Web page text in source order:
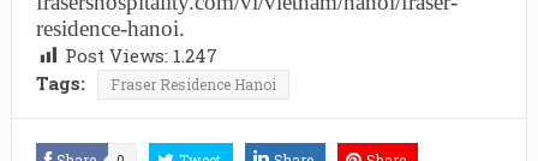
residence-hanoi.
Post Views: 1.247
Tags:
Fraser Residence Hanoi